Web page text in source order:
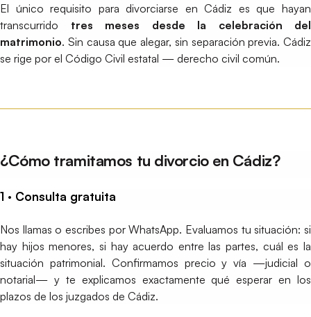
El único requisito para divorciarse en Cádiz es que hayan
transcurrido tres meses desde la celebración del
matrimonio. Sin causa que alegar, sin separación previa. Cádiz
se rige por el Código Civil estatal — derecho civil común.
¿Cómo tramitamos tu divorcio en Cádiz?
1 · Consulta gratuita
Nos llamas o escribes por WhatsApp. Evaluamos tu situación: si
hay hijos menores, si hay acuerdo entre las partes, cuál es la
situación patrimonial. Confirmamos precio y vía —judicial o
notarial— y te explicamos exactamente qué esperar en los
plazos de los juzgados de Cádiz.